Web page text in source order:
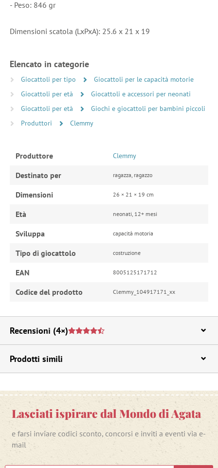
- Peso: 846 gr
Dimensioni scatola (LxPxA): 25.6 x 21 x 19
Elencato in categorie
Giocattoli per tipo
Giocattoli per le capacità motorie
Giocattoli per età
Giocattoli e accessori per neonati
Giocattoli per età
Giochi e giocattoli per bambini piccoli
Produttori
Clemmy
Produttore Clemmy
Destinato per ragazza, ragazzo
Dimensioni 26 × 21 × 19 cm
Età neonati, 12+ mesi
Sviluppa capacità motoria
Tipo di giocattolo costruzione
EAN 8005125171712
Codice del prodotto Clemmy_104917171_xx
Recensioni (4×)
Prodotti simili
Lasciati ispirare dal Mondo di Agata
e farsi inviare codici sconto, concorsi e inviti a eventi via e-
mail